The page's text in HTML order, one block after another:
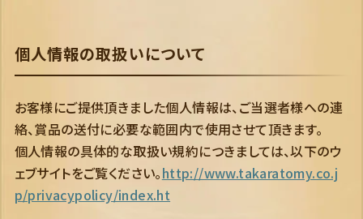
個人情報の取扱いについて
お客様にご提供頂きました個人情報は、ご当選者様への連
絡、賞品の送付に必要な範囲内で使用させて頂きます。
個人情報の具体的な取扱い規約につきましては、以下のウ
ェブサイトをご覧ください。http://www.takaratomy.co.j
p/privacypolicy/index.ht